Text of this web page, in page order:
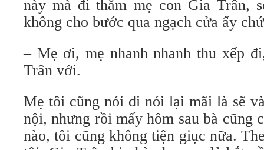
này mà đi thăm mẹ con Gia Trân,
không cho bước qua ngạch cửa ấy
– Mẹ ơi, mẹ nhanh nhanh thu xếp
Trân với.
Mẹ tôi cũng nói đi nói lại mãi là sẽ
nội, nhưng rồi mấy hôm sau bà cũng
nào, tôi cũng không tiện giục nữa.